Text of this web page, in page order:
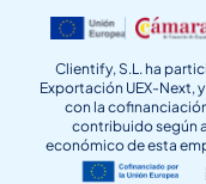
Clientify, S.L. ha
Exportación UEX-Next,
con la
contribuido según
económico de esta